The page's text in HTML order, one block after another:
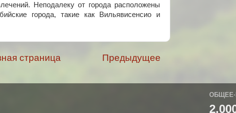
Неподалеку от города расположены
города, такие как Вильявисенсио и
Предыдущее
страница